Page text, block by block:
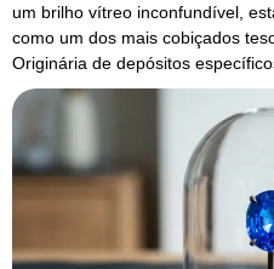
um brilho vítreo inconfundível,
como um dos mais cobiçados
Originária de depósitos